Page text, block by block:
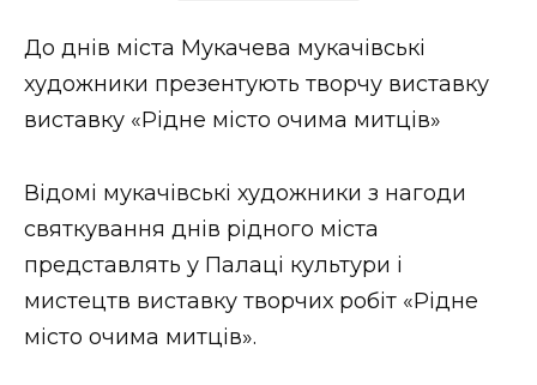
Втрачений Ужгород (відеоверсія)
ЗАКАРПАТСЬКІ НОВИНИ
НОВИНИ ЗАХІДНОЇ УКРАЇНИ
До днів міста Мукачева мукачівські
художники презентують творчу виставку
виставку «Рідне місто очима митців»
Відомі мукачівські художники з нагоди
святкування днів рідного міста
представлять у Палаці культури і
мистецтв виставку творчих робіт «Рідне
місто очима митців».